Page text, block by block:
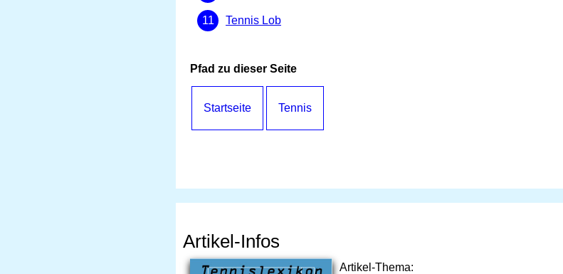
Tennis Lob
Pfad zu dieser Seite
Startseite Tennis
Artikel-Infos
Artikel-Thema: